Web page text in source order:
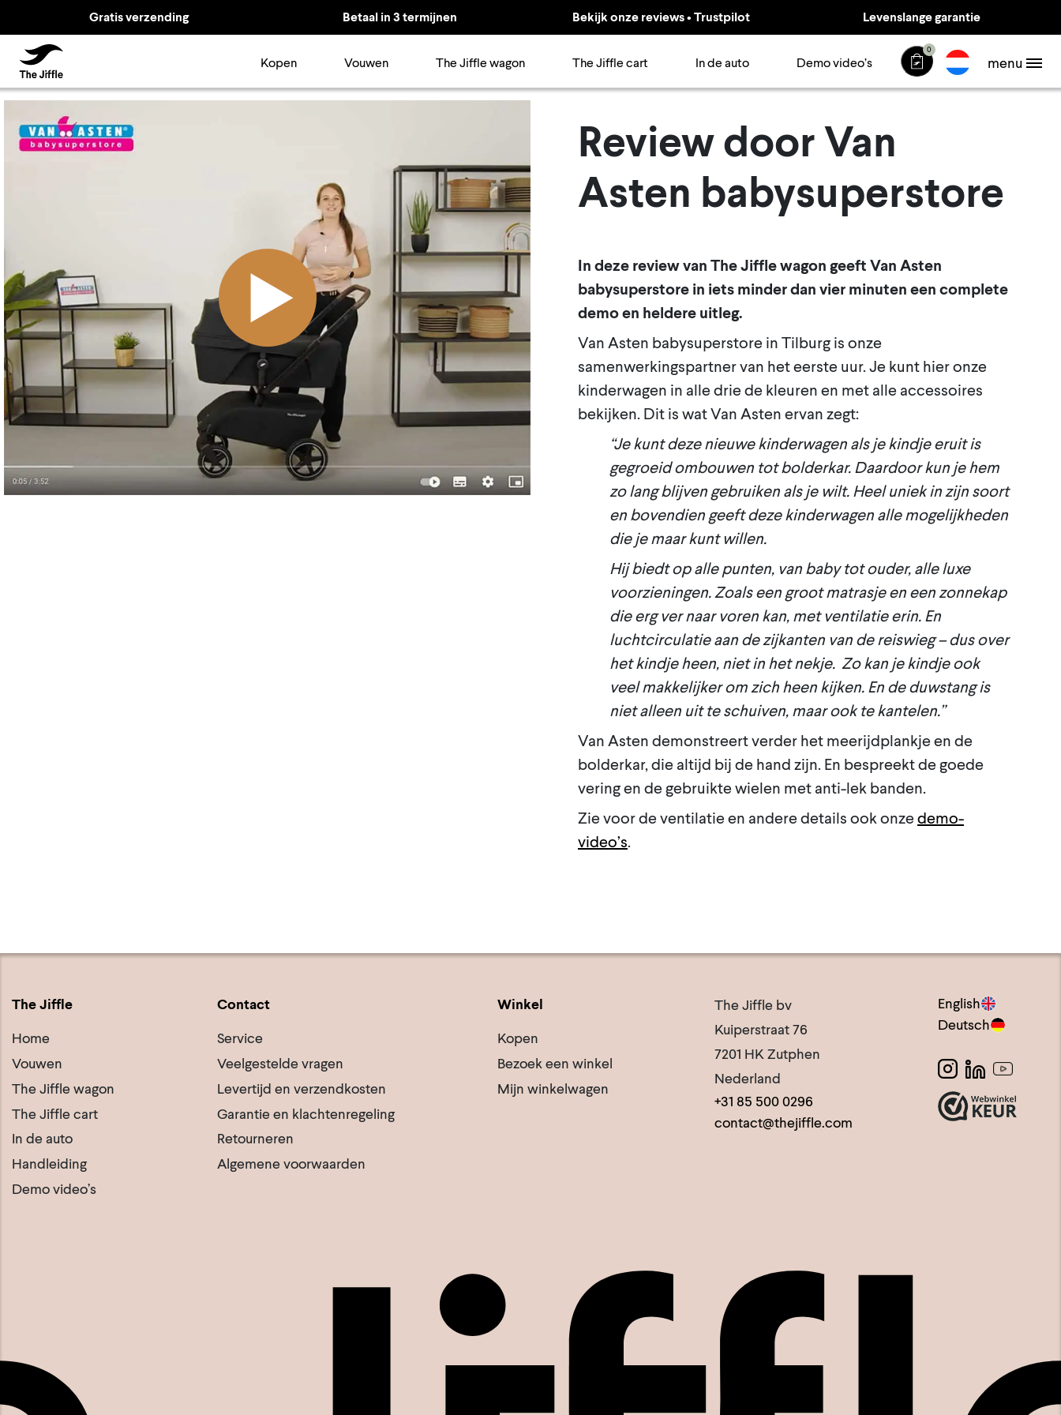
Gratis verzending Betaal in 3 termijnen Bekijk onze reviews • Trustpilot Levenslange garantie
The Jiffle Kopen Vouwen The Jiffle wagon The Jiffle cart In de auto Demo video’s
0
menu
Review door Van
Asten babysuperstore
In deze review van The Jiffle wagon geeft Van Asten
babysuperstore in iets minder dan vier minuten een complete
demo en heldere uitleg.
Van Asten babysuperstore in Tilburg is onze
samenwerkingspartner van het eerste uur. Je kunt hier onze
kinderwagen in alle drie de kleuren en met alle accessoires
bekijken. Dit is wat Van Asten ervan zegt:
“Je kunt deze nieuwe kinderwagen als je kindje eruit is
gegroeid ombouwen tot bolderkar. Daardoor kun je hem
zo lang blijven gebruiken als je wilt. Heel uniek in zijn soort
en bovendien geeft deze kinderwagen alle mogelijkheden
die je maar kunt willen.
Hij biedt op alle punten, van baby tot ouder, alle luxe
voorzieningen. Zoals een groot matrasje en een zonnekap
die erg ver naar voren kan, met ventilatie erin. En
luchtcirculatie aan de zijkanten van de reiswieg – dus over
het kindje heen, niet in het nekje. Zo kan je kindje ook
veel makkelijker om zich heen kijken. En de duwstang is
niet alleen uit te schuiven, maar ook te kantelen.”
Van Asten demonstreert verder het meerijdplankje en de
bolderkar, die altijd bij de hand zijn. En bespreekt de goede
vering en de gebruikte wielen met anti-lek banden.
Zie voor de ventilatie en andere details ook onzedemo-
video’s.
The Jiffle
Home
Vouwen
The Jiffle wagon
The Jiffle cart
In de auto
Handleiding
Demo video’s
Contact
Service
Veelgestelde vragen
Levertijd en verzendkosten
Garantie en klachtenregeling
Retourneren
Algemene voorwaarden
Winkel
Kopen
Bezoek een winkel
Mijn winkelwagen
The Jiffle bv
Kuiperstraat 76
7201 HK Zutphen
Nederland
+31 85 500 0296
contact@thejiffle.com
English
Deutsch